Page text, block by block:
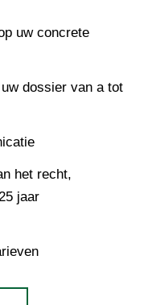
uw concrete
dossier van a tot
het recht,
jaar